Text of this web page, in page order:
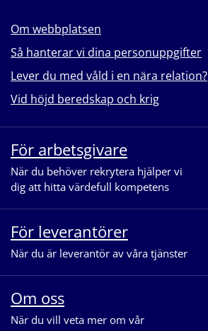
Om webbplatsen
Så hanterar vi dina personuppgifter
Lever du med våld i en nära relation?
Vid höjd beredskap och krig
För arbetsgivare
När du behöver rekrytera hjälper vi
dig att hitta värdefull kompetens
För leverantörer
När du är leverantör av våra tjänster
Om oss
När du vill veta mer om vår